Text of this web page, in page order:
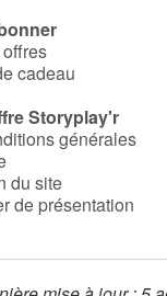
cadeau
Storyplay'r
générales
du site
de présentation